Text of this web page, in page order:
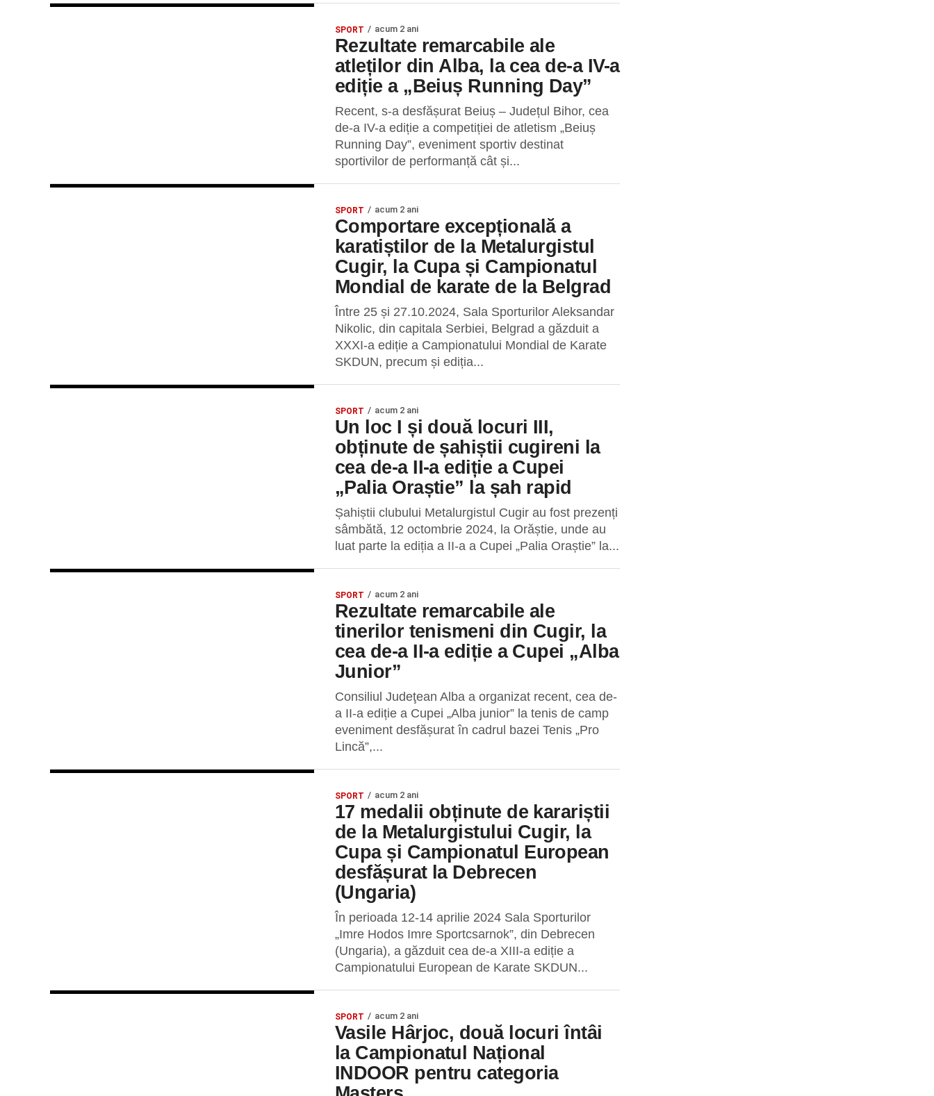
SPORT acum 2 ani
Rezultate remarcabile ale
atleților din Alba, la cea de-a IV-a
ediție a „Beiuș Running Day”
Recent, s-a desfășurat Beiuș – Județul Bihor, cea
de-a IV-a ediție a competiției de atletism „Beiuș
Running Day”, eveniment sportiv destinat
sportivilor de performanță cât și...
SPORT acum 2 ani
Comportare excepțională a
karatiștilor de la Metalurgistul
Cugir, la Cupa și Campionatul
Mondial de karate de la Belgrad
Între 25 și 27.10.2024, Sala Sporturilor Aleksandar
Nikolic, din capitala Serbiei, Belgrad a găzduit a
XXXI-a ediție a Campionatului Mondial de Karate
SKDUN, precum și ediția...
SPORT acum 2 ani
Un loc I și două locuri III,
obținute de șahiștii cugireni la
cea de-a II-a ediție a Cupei
„Palia Oraștie” la șah rapid
Șahiștii clubului Metalurgistul Cugir au fost prezenți
sâmbătă, 12 octombrie 2024, la Orăștie, unde au
luat parte la ediția a II-a a Cupei „Palia Oraștie” la...
SPORT acum 2 ani
Rezultate remarcabile ale
tinerilor tenismeni din Cugir, la
cea de-a II-a ediție a Cupei „Alba
Junior”
Consiliul Judeţean Alba a organizat recent, cea de-
a II-a ediție a Cupei „Alba junior” la tenis de camp
eveniment desfășurat în cadrul bazei Tenis „Pro
Lincă”,...
SPORT acum 2 ani
17 medalii obținute de karariștii
de la Metalurgistului Cugir, la
Cupa și Campionatul European
desfășurat la Debrecen
(Ungaria)
În perioada 12-14 aprilie 2024 Sala Sporturilor
„Imre Hodos Imre Sportcsarnok”, din Debrecen
(Ungaria), a găzduit cea de-a XIII-a ediție a
Campionatului European de Karate SKDUN...
SPORT acum 2 ani
Vasile Hârjoc, două locuri întâi
la Campionatul Național
INDOOR pentru categoria